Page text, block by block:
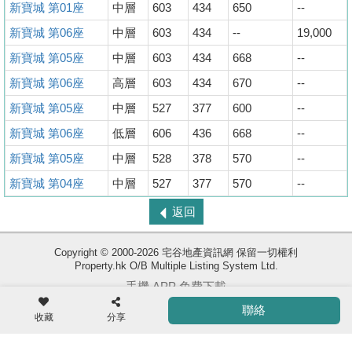
收
ENG
收藏 分享
聯絡
新寶城 第01座
中層 603 434 650
--
新寶城 第06座
中層 603 434 --
19,000
新寶城 第05座
中層 603 434 668
--
新寶城 第06座
高層 603 434 670
--
新寶城 第05座
中層 527 377 600
--
新寶城 第06座
低層 606 436 668
--
新寶城 第05座
中層 528 378 570
--
新寶城 第04座
中層 527 377 570 --
返回
Copyright © 2000-2026 宅谷地產資訊網 保留一切權利
Property.hk O/B Multiple Listing System Ltd.
手機 APP 免費下載